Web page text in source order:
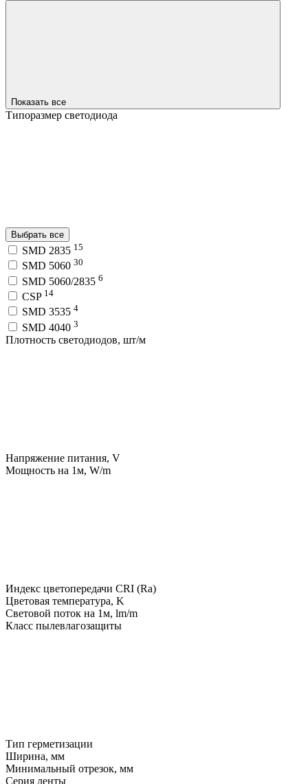
Показать все
Типоразмер светодиода
Выбрать все
SMD 2835 15
SMD 5060 30
SMD 5060/2835 6
CSP 14
SMD 3535 4
SMD 4040 3
Плотность светодиодов, шт/м
Напряжение питания, V
Мощность на 1м, W/m
Индекс цветопередачи CRI (Ra)
Цветовая температура, K
Световой поток на 1м, lm/m
Класс пылевлагозащиты
Тип герметизации
Ширина, мм
Минимальный отрезок, мм
Серия ленты